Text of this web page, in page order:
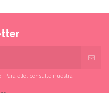
Para ello, consulte nuestra